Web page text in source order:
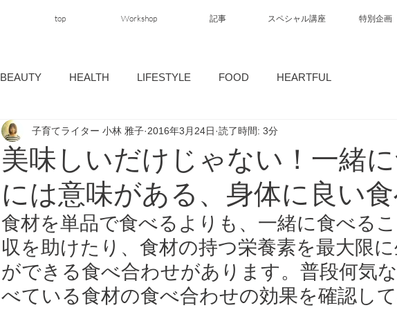
top Workshop 記事 スペシャル講座 特別企画
BEAUTY HEALTH LIFESTYLE FOOD HEARTFUL
美味しいだけじゃない！一緒
には意味がある、身体に良い
子育てライター 小林 雅子 2016年3月24日 読了時間: 3分
食材を単品で食べるよりも、一緒に食べる
収を助けたり、食材の持つ栄養素を最大限
ができる食べ合わせがあります。普段何気
べている食材の食べ合わせの効果を確認し